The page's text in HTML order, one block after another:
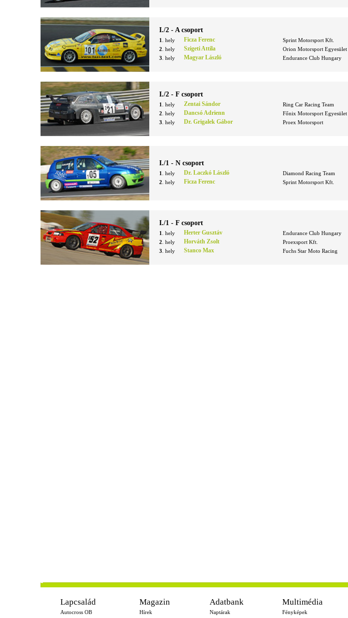
I./2 - A csoport
1 . hely Ficza Ferenc Sprint Motorsport Kft.
2 . hely Szigeti Attila Orion Motorsport Egyesület
3 . hely Magyar László Endurance Club Hungary
I./2 - F csoport
1 . hely Zentai Sándor Ring Car Racing Team
2 . hely Dancsó Adrienn Főnix Motorsport Egyesület
3 . hely Dr. Grigalek Gábor Proex Motorsport
I./1 - N csoport
1 . hely Dr. Laczkó László Diamond Racing Team
2 . hely Ficza Ferenc Sprint Motorsport Kft.
I./1 - F csoport
1 . hely Herter Gusztáv Endurance Club Hungary
2 . hely Horváth Zsolt Proexsport Kft.
3 . hely Stanco Max Fuchs Star Moto Racing
-
Lapcsalád
Autocross OB
Magazin
Hírek
Adatbank
Naptárak
Multimédia
Fényképek